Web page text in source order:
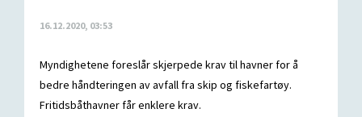
16.12.2020, 03:53
Myndighetene foreslår skjerpede krav til havner for å
bedre håndteringen av avfall fra skip og fiskefartøy.
Fritidsbåthavner får enklere krav.